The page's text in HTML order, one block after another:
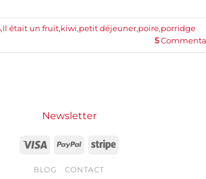
,Il était un fruit,kiwi,petit déjeuner,poire,porridge
5
Newsletter
Visa PayPal Stripe
BLOG CONTACT